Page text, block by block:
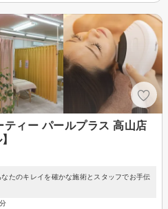
ィー パールプラス 高山店
たのキレイを確かな施術とスタッフでお手伝